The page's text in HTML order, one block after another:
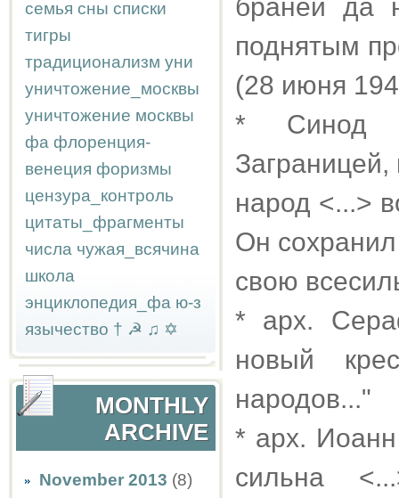
семья сны списки
тигры
традиционализм уни
уничтожение_москвы
уничтожение москвы
фа флоренция-
венеция форизмы
цензура_контроль
цитаты_фрагменты
числа чужая_всячина
школа
энциклопедия_фа ю-з
язычество † ☭ ♫ ✡
MONTHLY
ARCHIVE
November 2013 (8)
браней да
поднятым
(28 июня
* Синод
народ <...>
Он
свою
* арх.
новый
народов..."
* арх.
сильна